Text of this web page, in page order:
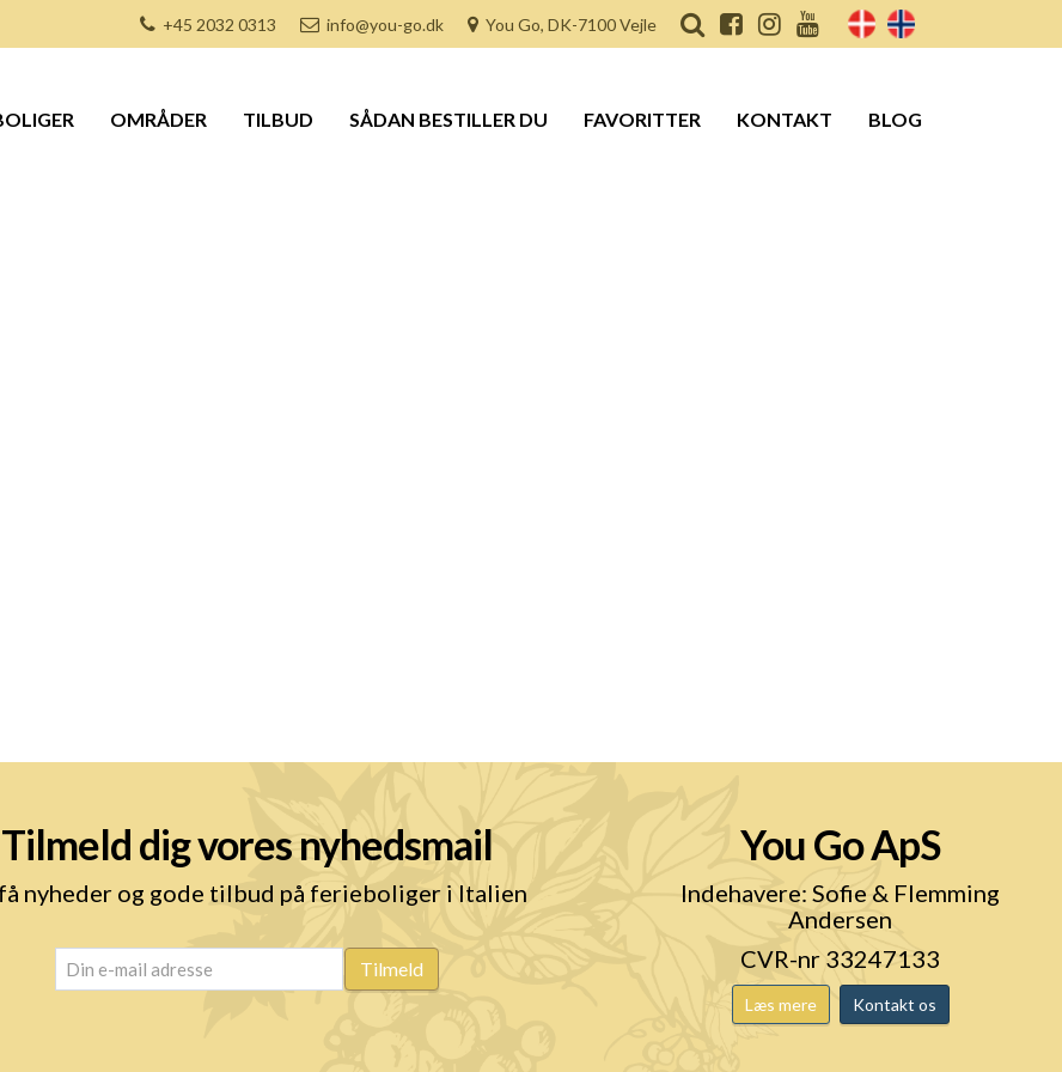
+45 2032 0313 info@you-go.dk You Go, DK-7100 Vejle
OMRÅDER TILBUD SÅDAN BESTILLER DU FAVORITTER KONTAKT BLOG
Tilmeld dig vores nyhedsmail
nyheder og gode tilbud på ferieboliger i Italien
email (Påkrævet) Tilmeld
You Go ApS
Indehavere: Sofie & Flemming
Andersen
CVR-nr 33247133
Læs mere Kontakt os